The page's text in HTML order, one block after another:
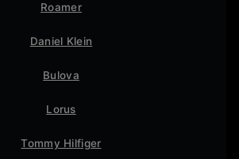
Roamer
Daniel Klein
Bulova
Lorus
Tommy Hilfiger